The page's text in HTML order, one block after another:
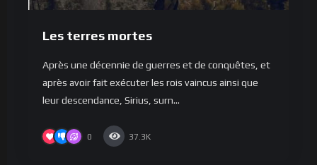
Les terres mortes
Après une décennie de guerres et de conquêtes, et
après avoir fait exécuter les rois vaincus ainsi que
leur descendance, Sirius, surn...
0 37.3K